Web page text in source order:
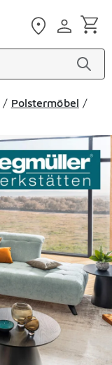
/ Polstermöbel /